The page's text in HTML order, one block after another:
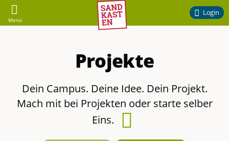
Sandkasten
Ehrenamtliches
Engagement
Menü
Login
Projekte
Dein Campus. Deine Idee. Dein Projekt.
Mach mit bei Projekten oder starte selber
Eins.